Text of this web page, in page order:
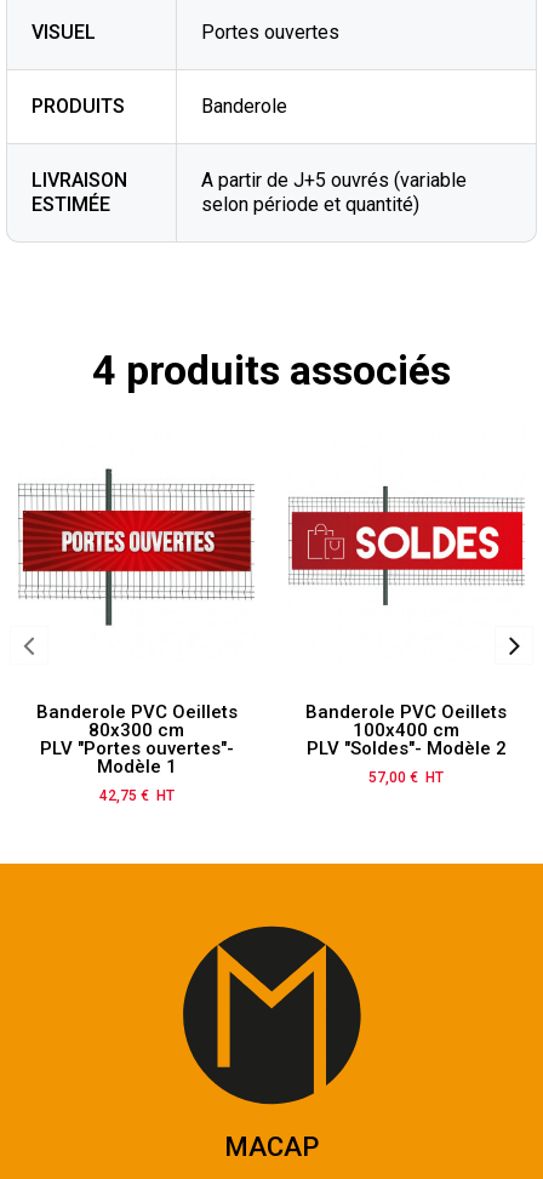
VISUEL Portes ouvertes
PRODUITS Banderole
LIVRAISON
ESTIMÉE
A partir de J+5 ouvrés (variable
selon période et quantité)
4 produits associés
Banderole PVC Oeillets
80x300 cm
PLV "Portes ouvertes"-
Modèle 1
Prix
42,75 € HT
Banderole PVC Oeillets
100x400 cm
PLV "Soldes"- Modèle 2
Prix
57,00 € HT
MACAP